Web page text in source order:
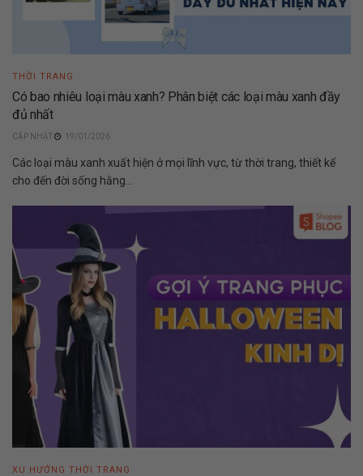
THỜI TRANG
Có bao nhiêu loại màu xanh? Phân biệt các loại màu xanh đầy
đủ nhất
19/01/2026
Các loại màu xanh xuất hiện ở mọi lĩnh vực, từ thời trang, thiết kế
cho đến đời sống hằng...
XU HƯỚNG THỜI TRANG